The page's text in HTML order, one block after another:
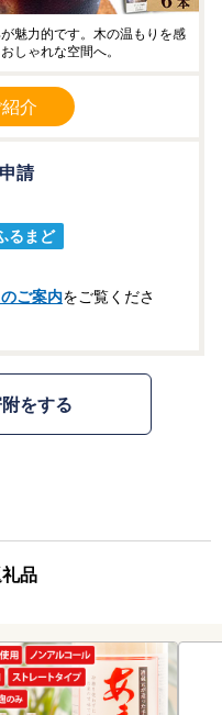
魅力的です。木の温もりを感
しゃれな空間へ。
介
請
るまど
ご案内をご覧くださ
をする
品